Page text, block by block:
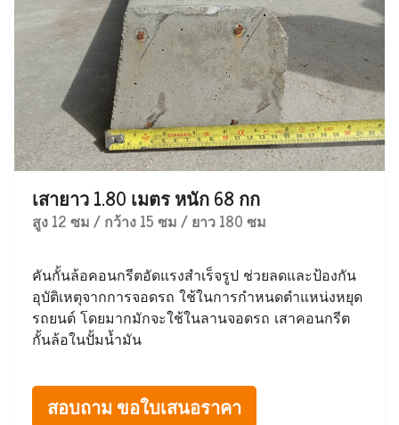
เสายาว 1.80 เมตร หนัก 68 กก
สูง 12 ซม / กว้าง 15 ซม / ยาว 180 ซม
คันกั้นล้อคอนกรีตอัดแรงสำเร็จรูป ช่วยลดและป้องกัน
อุบัติเหตุจากการจอดรถ ใช้ในการกำหนดตำแหน่งหยุด
รถยนต์ โดยมากมักจะใช้ในลานจอดรถ เสาคอนกรีต
กั้นล้อในปั้มน้ำมัน
สอบถาม ขอใบเสนอราคา